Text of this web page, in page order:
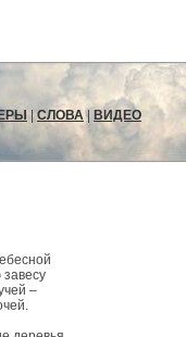
СЛОВА| ВИДЕО
–